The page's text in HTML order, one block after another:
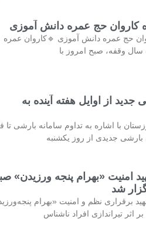
کاروان حج عمره دانش آموزی
حج عمره دانش آموزی 🔹کاروان عمره
وقفه، صبح امروز با
جدید از اوایل هفته آینده به
با اشاره به تداوم سامانه بارشی تا
جدیدی از روز یکشنبه
امنیت «بهرام پنجه ورزیدن»
شد
برقراری نظم و امنیت «بهرام